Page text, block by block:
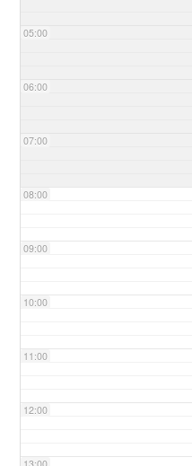
05:00
06:00
07:00
08:00
09:00
10:00
11:00
12:00